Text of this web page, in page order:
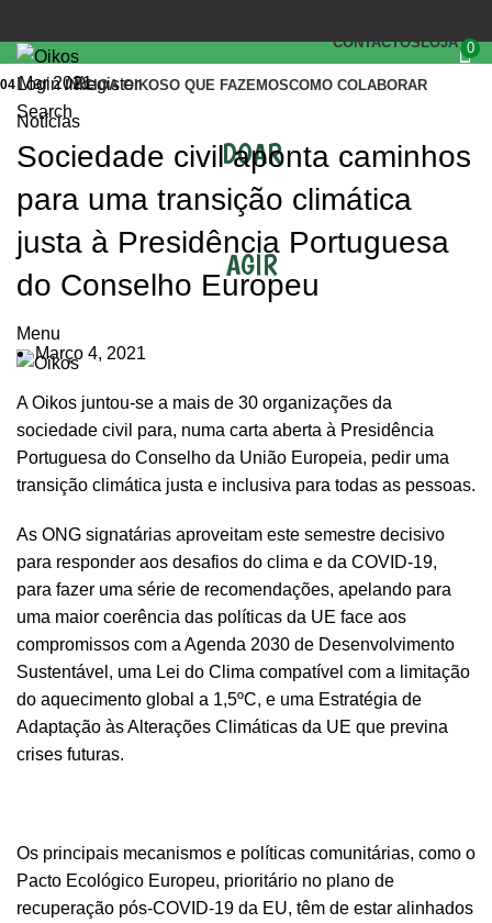
CONTACTOSLOJA 0
Login / Register
Search
INÍCIOA OIKOSO QUE FAZEMOSCOMO COLABORAR
DOAR
AGIR
Menu
Notícias
Sociedade civil aponta caminhos
para uma transição climática
justa à Presidência Portuguesa
do Conselho Europeu
Março 4, 2021
04 Mar 2021
A Oikos juntou-se a mais de 30 organizações da
sociedade civil para, numa carta aberta à Presidência
Portuguesa do Conselho da União Europeia, pedir uma
transição climática justa e inclusiva para todas as pessoas.
As ONG signatárias aproveitam este semestre decisivo
para responder aos desafios do clima e da COVID-19,
para fazer uma série de recomendações, apelando para
uma maior coerência das políticas da UE face aos
compromissos com a Agenda 2030 de Desenvolvimento
Sustentável, uma Lei do Clima compatível com a limitação
do aquecimento global a 1,5ºC, e uma Estratégia de
Adaptação às Alterações Climáticas da UE que previna
crises futuras.
Os principais mecanismos e políticas comunitárias, como o
Pacto Ecológico Europeu, prioritário no plano de
recuperação pós-COVID-19 da EU, têm de estar alinhados